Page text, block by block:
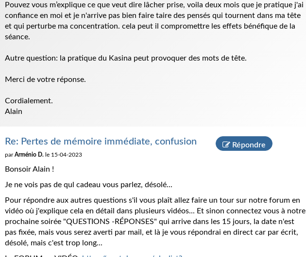
Pouvez vous m’explique ce que veut dire lâcher prise, voila deux mois que je pratique j'ai
confiance en moi et je n'arrive pas bien faire taire des pensés qui tournent dans ma tête
et qui perturbe ma concentration. cela peut il compromettre les effets bénéfique de la
séance.
Autre question: la pratique du Kasina peut provoquer des mots de tête.
Merci de votre réponse.
Cordialement.
Alain
Re: Pertes de mémoire immédiate, confusion Répondre
parArménio D. le 15-04-2023
Bonsoir Alain !
Je ne vois pas de qul cadeau vous parlez, désolé...
Pour répondre aux autres questions s'il vous plaît allez faire un tour sur notre forum en
vidéo où j'explique cela en détail dans plusieurs vidéos... Et sinon connectez vous à notre
prochaine soirée "QUESTIONS -RÉPONSES" qui arrive dans les 15 jours, la date n'est
pas fixée, mais vous serez averti par mail, et là je vous répondrai en direct car par écrit,
désolé, mais c'est trop long...